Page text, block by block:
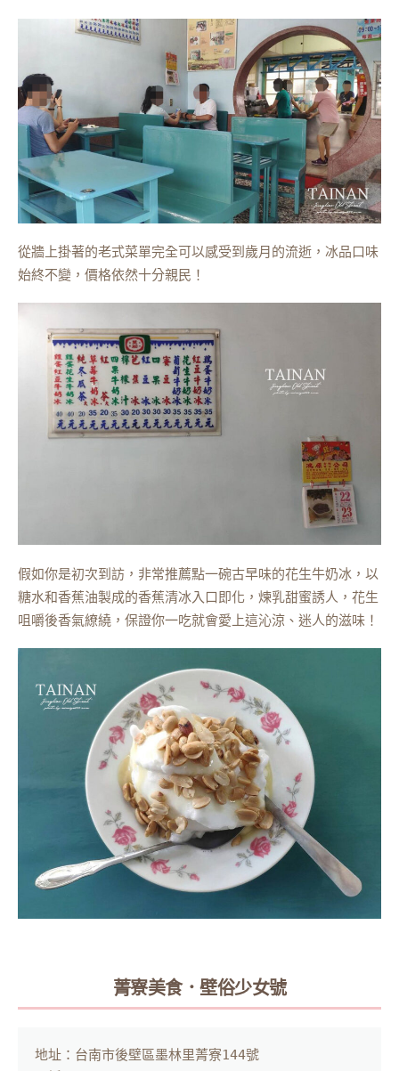
從牆上掛著的老式菜單完全可以感受到歲月的流逝，冰品口味
始終不變，價格依然十分親民！
假如你是初次到訪，非常推薦點一碗古早味的花生牛奶冰，以
糖水和香蕉油製成的香蕉清冰入口即化，煉乳甜蜜誘人，花生
咀嚼後香氣繚繞，保證你一吃就會愛上這沁涼、迷人的滋味！
菁寮美食．壁俗少女號
地址：台南市後壁區墨林里菁寮144號